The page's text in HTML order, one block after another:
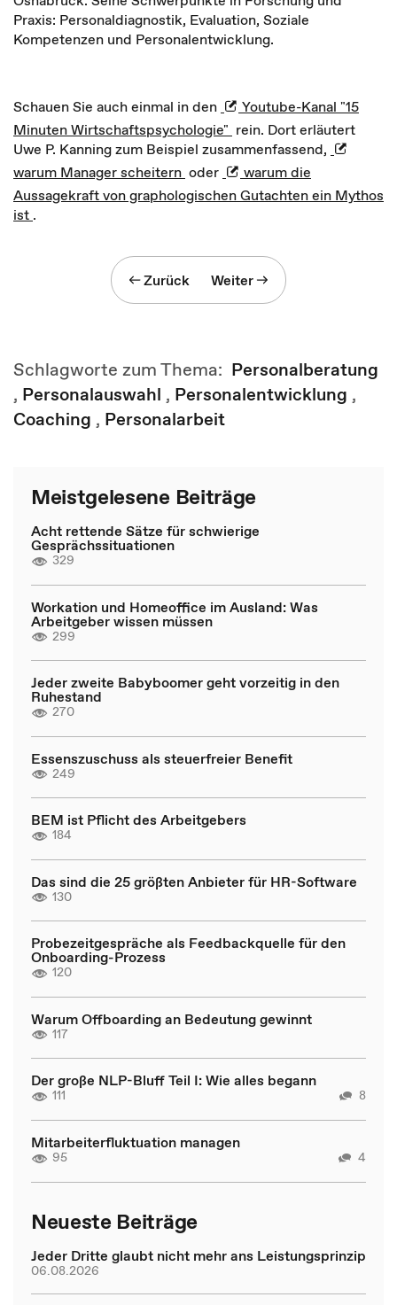
Praxis: Personaldiagnostik, Evaluation, Soziale
Kompetenzen und Personalentwicklung.
Schauen Sie auch einmal in den
Youtube-Kanal "15
Minuten Wirtschaftspsychologie" rein. Dort erläutert
Uwe P. Kanning zum Beispiel zusammenfassend,
warum Manager scheitern oder
warum die
Aussagekraft von graphologischen Gutachten ein Mythos
ist .
Zurück Weiter
Schlagworte zum Thema: Personalberatung
, Personalauswahl , Personalentwicklung ,
Coaching , Personalarbeit
Meistgelesene Beiträge
Acht rettende Sätze für schwierige
Gesprächssituationen
329
Workation und Homeoffice im Ausland: Was
Arbeitgeber wissen müssen
299
Jeder zweite Babyboomer geht vorzeitig in den
Ruhestand
270
Essenszuschuss als steuerfreier Benefit
249
BEM ist Pflicht des Arbeitgebers
184
Das sind die 25 größten Anbieter für HR-Software
130
Probezeitgespräche als Feedbackquelle für den
Onboarding-Prozess
120
Warum Offboarding an Bedeutung gewinnt
117
Der große NLP-Bluff Teil I: Wie alles begann
111 8
Mitarbeiterfluktuation managen
95 4
Neueste Beiträge
Jeder Dritte glaubt nicht mehr ans Leistungsprinzip
06.08.2026